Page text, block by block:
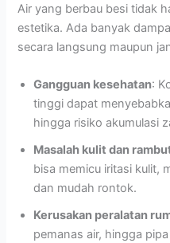
Air yang berbau besi tidak
estetika. Ada banyak
secara langsung maupun
Gangguan kesehatan:
tinggi dapat
hingga risiko akumulasi
Masalah kulit dan
bisa memicu iritasi kulit,
dan mudah rontok.
Kerusakan peralatan
pemanas air, hingga